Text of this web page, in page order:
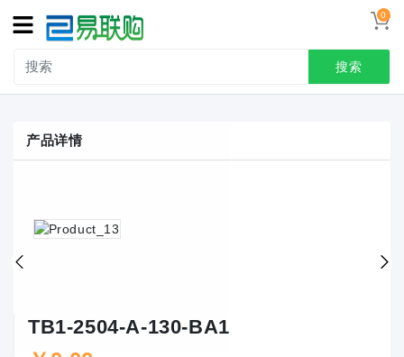
0
搜索
产品详情
TB1-2504-A-130-BA1